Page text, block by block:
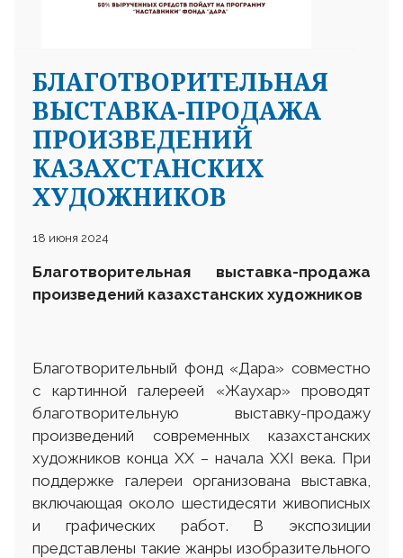
БЛАГОТВОРИТЕЛЬНАЯ
ВЫСТАВКА-ПРОДАЖА
ПРОИЗВЕДЕНИЙ
КАЗАХСТАНСКИХ
ХУДОЖНИКОВ
18 июня 2024
Благотворительная выставка-продажа
произведений казахстанских художников
Благотворительный фонд «Дара» совместно
с картинной галереей «Жаухар» проводят
благотворительную выставку-продажу
произведений современных казахстанских
художников конца XX – начала XXI века. При
поддержке галереи организована выставка,
включающая около шестидесяти живописных
и графических работ. В экспозиции
представлены такие жанры изобразительного